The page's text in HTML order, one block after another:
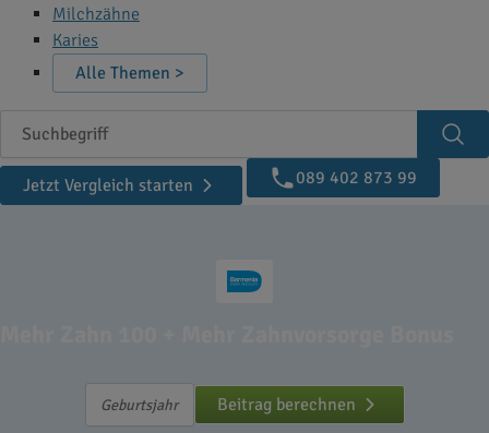
Milchzähne
Karies
Alle Themen >
Suchbegriff
Jetzt Vergleich starten
089 402 873 99
Beitrag berechnen